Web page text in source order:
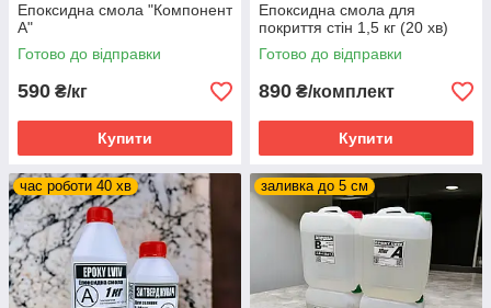
Епоксидна смола "Компонент
А"
Готово до відправки
590 ₴/кг
Купити
Епоксидна смола для
покриття стін 1,5 кг (20 хв)
Готово до відправки
890 ₴/комплект
Купити
час роботи 40 хв заливка до 5 см